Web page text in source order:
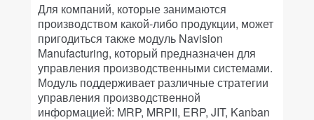
Для компаний, которые занимаются
производством какой-либо продукции, может
пригодиться также модуль Navision
Manufacturing, который предназначен для
управления производственными системами.
Модуль поддерживает различные стратегии
управления производственной
информацией: MRP, MRPII, ERP, JIT, Kanban